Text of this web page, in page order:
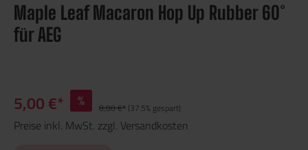
Maple Leaf Macaron Hop Up Rubber 60°
für AEG
5,00 €* % 8,00 €* (37.5% gespart)
Preise inkl. MwSt. zzgl. Versandkosten